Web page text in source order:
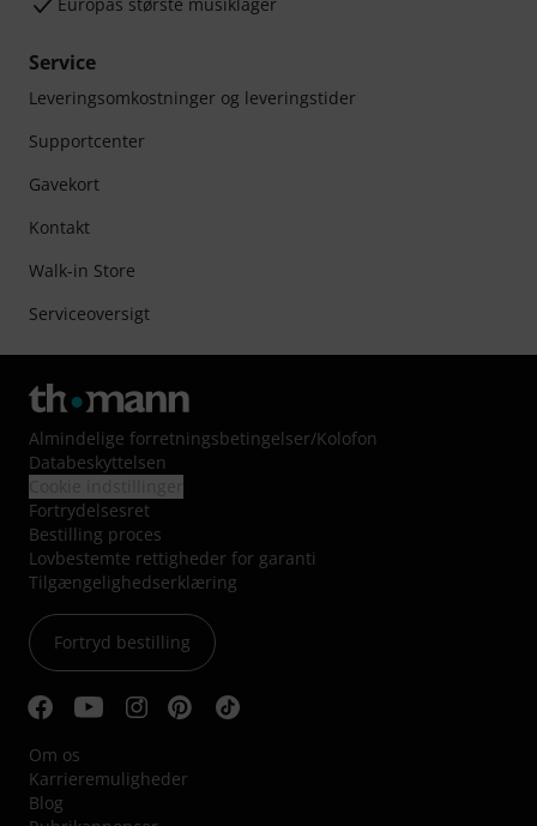
Service
Leveringsomkostninger og leveringstider
Supportcenter
Gavekort
Kontakt
Walk-in Store
Serviceoversigt
Almindelige forretningsbetingelser/Kolofon
Databeskyttelsen
Fortrydelsesret
Bestilling proces
Lovbestemte rettigheder for garanti
Tilgængelighedserklæring
Fortryd bestilling
Om os
Karrieremuligheder
Blog